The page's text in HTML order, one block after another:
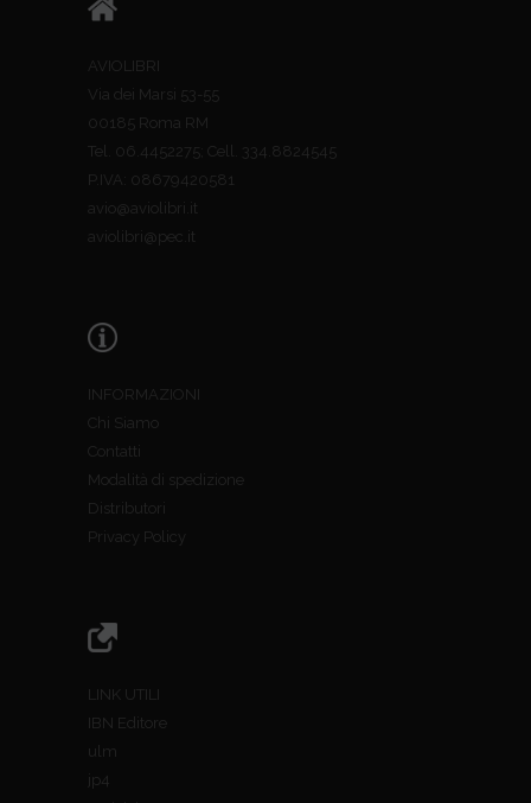
AVIOLIBRI
Via dei Marsi 53-55
00185 Roma RM
Tel. 06.4452275; Cell. 334.8824545
P.IVA: 08679420581
avio@aviolibri.it
aviolibri@pec.it
INFORMAZIONI
Chi Siamo
Contatti
Modalità di spedizione
Distributori
Privacy Policy
LINK UTILI
IBN Editore
ulm
jp4